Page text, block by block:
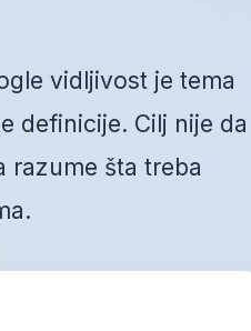
vidljivost je tema
definicije. Cilj nije da
razume šta treba